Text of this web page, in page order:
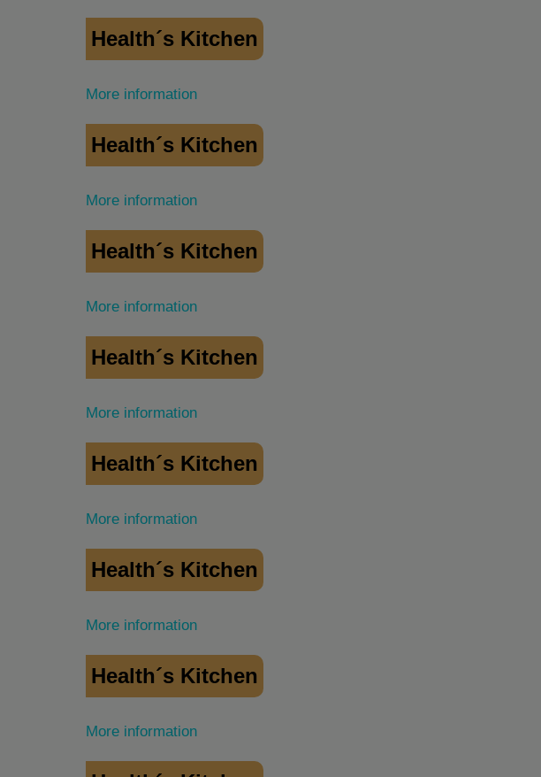
Health´s Kitchen
More information
Health´s Kitchen
More information
Health´s Kitchen
More information
Health´s Kitchen
More information
Health´s Kitchen
More information
Health´s Kitchen
More information
Health´s Kitchen
More information